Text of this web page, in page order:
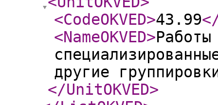
<CodeOKVED>43.99
<NameOKVED>
другие
</UnitOKVED>